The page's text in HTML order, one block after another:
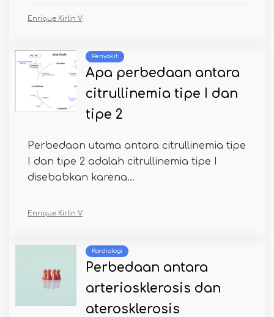
Enrique Kirlin V
Penyakit
Apa perbedaan antara
citrullinemia tipe I dan
tipe 2
Perbedaan utama antara citrullinemia tipe
I dan tipe 2 adalah citrullinemia tipe I
disebabkan karena...
Enrique Kirlin V
Kardiologi
Perbedaan antara
arteriosklerosis dan
aterosklerosis